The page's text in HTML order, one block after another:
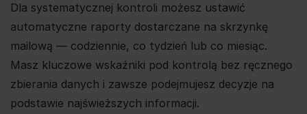
Dla systematycznej kontroli możesz ustawić
automatyczne raporty dostarczane na skrzynkę
mailową — codziennie, co tydzień lub co miesiąc.
Masz kluczowe wskaźniki pod kontrolą bez ręcznego
zbierania danych i zawsze podejmujesz decyzje na
podstawie najświeższych informacji.